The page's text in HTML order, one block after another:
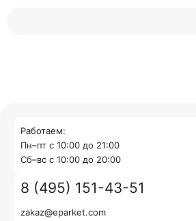
Работаем:
Пн–пт с 10:00 до 21:00
Cб–вс с 10:00 до 20:00
8 (495) 151-43-51
zakaz@eparket.com